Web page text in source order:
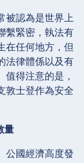
被認為是世界上
繫緊密，執法有
在任何地方，但
法律體係以及有
得注意的是，
敦士登作為安全
量
公國經濟高度發